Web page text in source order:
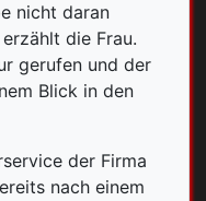
nicht daran
die Frau.
gerufen und der
Blick in den
der Firma
nach einem